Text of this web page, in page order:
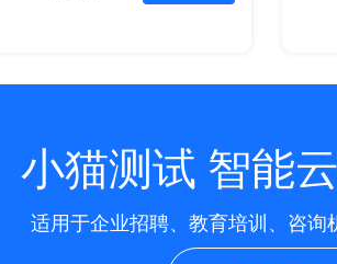
小猫测试 智能
适用于企业招聘、教育培训、咨询